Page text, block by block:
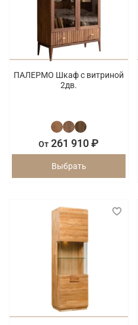
ПАЛЕРМО Шкаф с витриной
2дв.
От 261 910 ₽
Выбрать